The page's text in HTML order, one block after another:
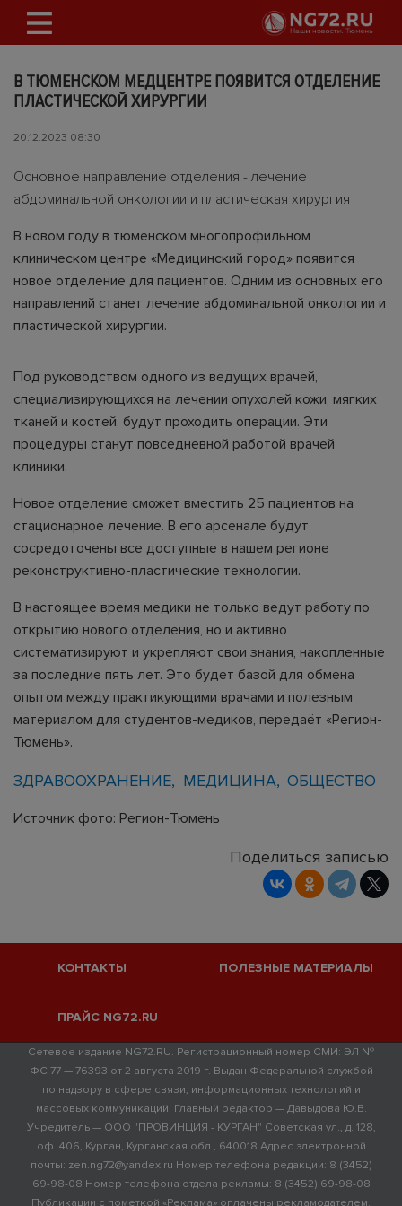
В ТЮМЕНСКОМ МЕДЦЕНТРЕ ПОЯВИТСЯ ОТДЕЛЕНИЕ
ПЛАСТИЧЕСКОЙ ХИРУРГИИ
20.12.2023 08:30
Основное направление отделения - лечение
абдоминальной онкологии и пластическая хирургия
В новом году в тюменском многопрофильном
клиническом центре «Медицинский город» появится
новое отделение для пациентов. Одним из основных его
направлений станет лечение абдоминальной онкологии и
пластической хирургии.
Под руководством одного из ведущих врачей,
специализирующихся на лечении опухолей кожи, мягких
тканей и костей, будут проходить операции. Эти
процедуры станут повседневной работой врачей
клиники.
Новое отделение сможет вместить 25 пациентов на
стационарное лечение. В его арсенале будут
сосредоточены все доступные в нашем регионе
реконструктивно-пластические технологии.
В настоящее время медики не только ведут работу по
открытию нового отделения, но и активно
систематизируют и укрепляют свои знания, накопленные
за последние пять лет. Это будет базой для обмена
опытом между практикующими врачами и полезным
материалом для студентов-медиков, передаёт «Регион-
Тюмень».
ЗДРАВООХРАНЕНИЕ МЕДИЦИНА ОБЩЕСТВО
Источник фото: Регион-Тюмень
Поделиться записью
КОНТАКТЫ ПОЛЕЗНЫЕ МАТЕРИАЛЫ
ПРАЙС NG72.RU
Сетевое издание NG72.RU. Регистрационный номер СМИ: ЭЛ №
ФС 77 — 76393 от 2 августа 2019 г. Выдан Федеральной службой
по надзору в сфере связи, информационных технологий и
массовых коммуникаций. Главный редактор — Давыдова Ю.В.
Учредитель — ООО "ПРОВИНЦИЯ - КУРГАН" Советская ул., д. 128,
оф. 406, Курган, Курганская обл., 640018 Адрес электронной
почты: zen.ng72@yandex.ru Номер телефона редакции: 8 (3452)
69-98-08 Номер телефона отдела рекламы: 8 (3452) 69-98-08
Публикации с пометкой «Реклама» оплачены рекламодателем.